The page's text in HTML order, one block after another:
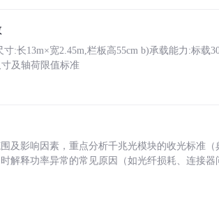
:长13m×宽2.45m,栏板高55cm b)承载能力:标载
及轴荷限值标准
及影响因素，重点分析千兆光模块的收光标准（
解释功率异常的常见原因（如光纤损耗、连接